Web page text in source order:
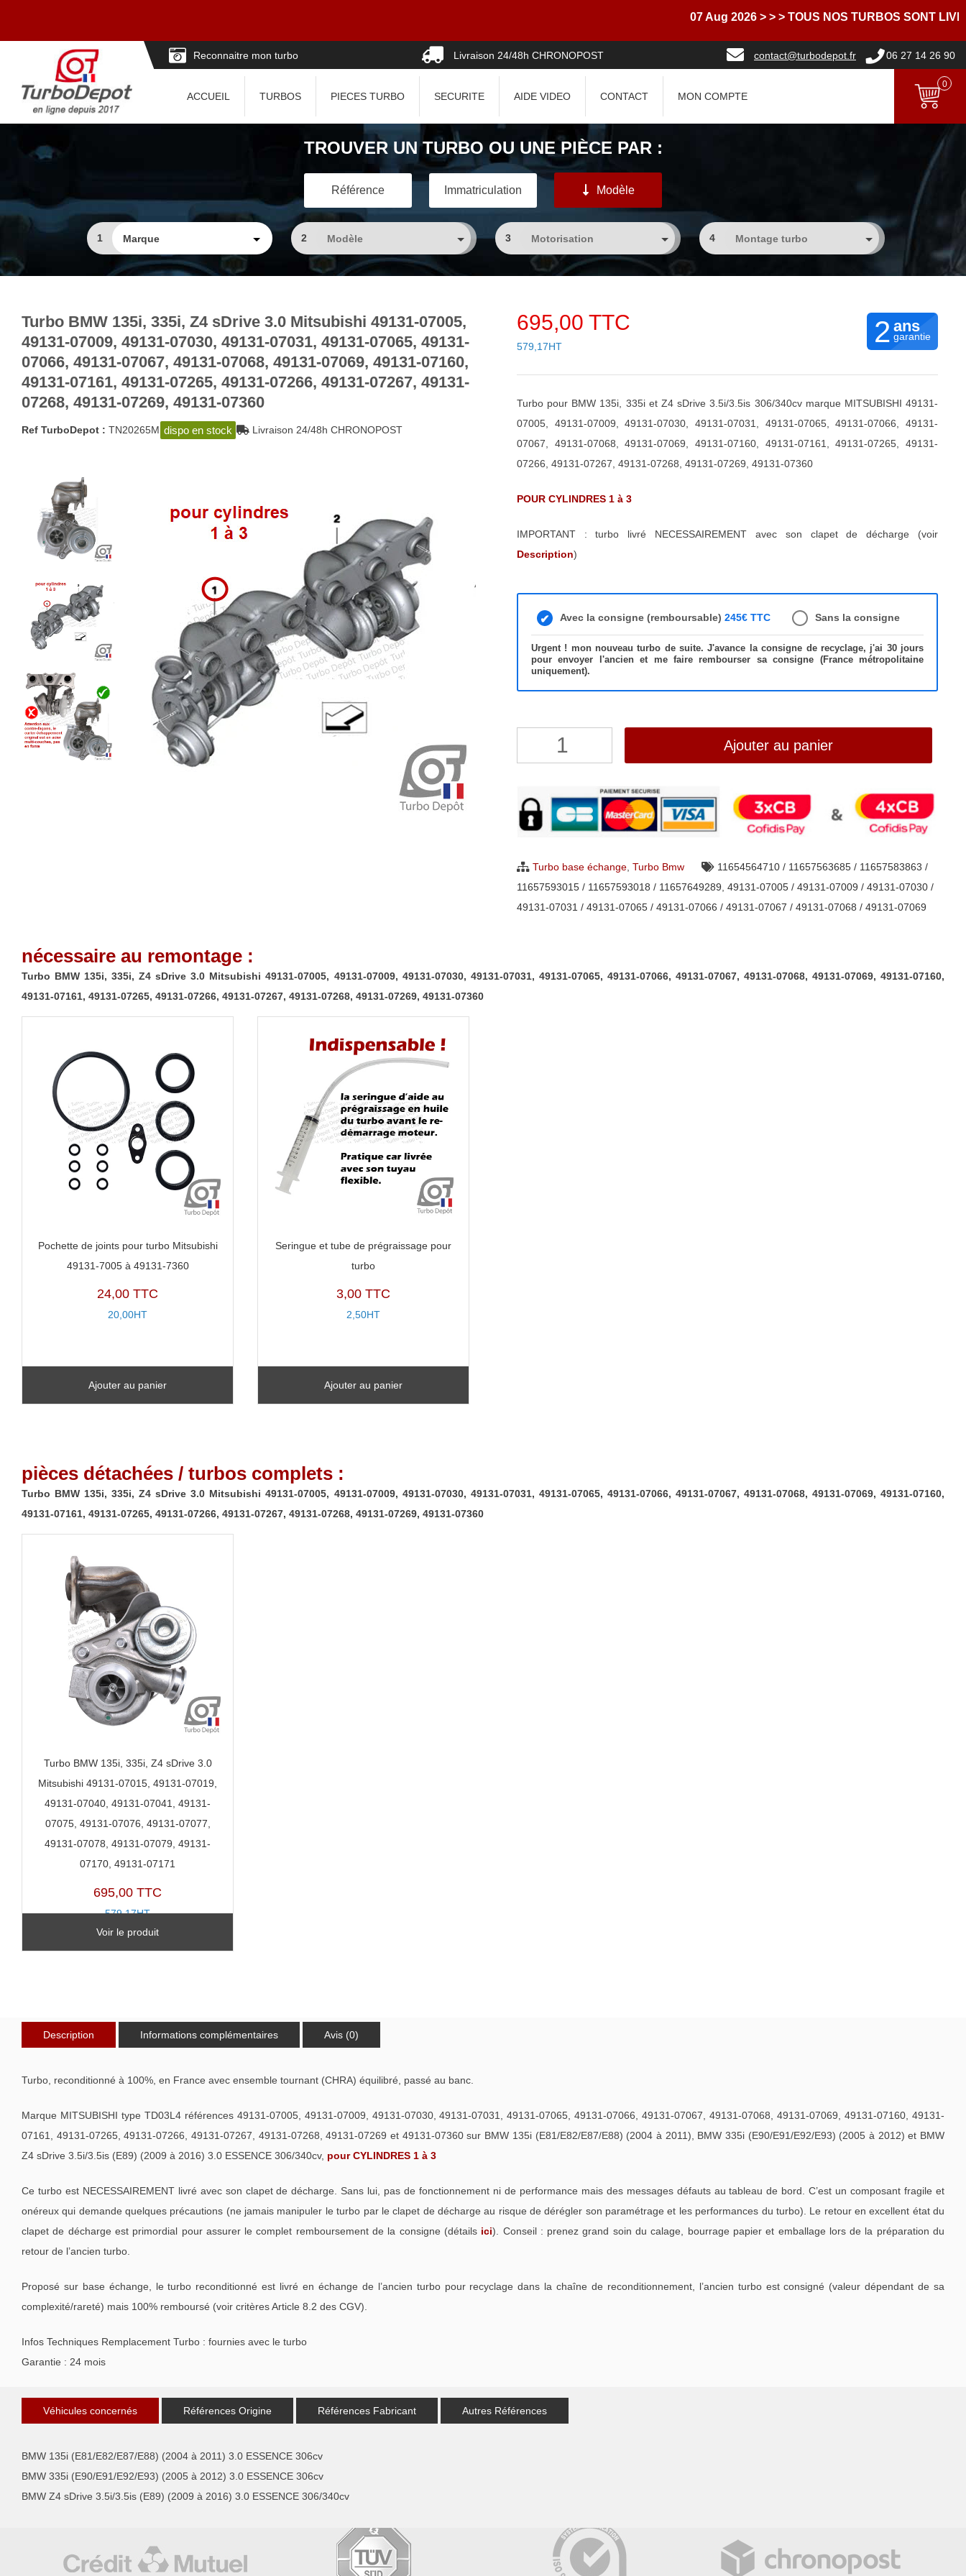
07 Aug 2026 > > > TOUS NOS TURBOS SONT LIVRES
Reconnaitre mon turbo Livraison 24/48h CHRONOPOST contact@turbodepot.fr 06 27 14 26 90
ACCUEIL TURBOS PIECES TURBO SECURITE AIDE VIDEO CONTACT MON COMPTE
0
TROUVER UN TURBO OU UNE PIÈCE PAR :
Référence Immatriculation Modèle
1 2 3 4
Turbo BMW 135i, 335i, Z4 sDrive 3.0 Mitsubishi 49131-07005,
49131-07009, 49131-07030, 49131-07031, 49131-07065, 49131-
07066, 49131-07067, 49131-07068, 49131-07069, 49131-07160,
49131-07161, 49131-07265, 49131-07266, 49131-07267, 49131-
07268, 49131-07269, 49131-07360
Ref TurboDepot : TN20265M dispo en stock Livraison 24/48h CHRONOPOST
695,00 TTC
579,17HT 2 ans
garantie
Turbo pour BMW 135i, 335i et Z4 sDrive 3.5i/3.5is 306/340cv marque MITSUBISHI 49131-
07005, 49131-07009, 49131-07030, 49131-07031, 49131-07065, 49131-07066, 49131-
07067, 49131-07068, 49131-07069, 49131-07160, 49131-07161, 49131-07265, 49131-
07266, 49131-07267, 49131-07268, 49131-07269, 49131-07360
POUR CYLINDRES 1 à 3
IMPORTANT : turbo livré NECESSAIREMENT avec son clapet de décharge (voir
Description)
Avec la consigne (remboursable) 245€ TTC Sans la consigne
Urgent ! mon nouveau turbo de suite. J'avance la consigne de recyclage, j'ai 30 jours
pour envoyer l'ancien et me faire rembourser sa consigne (France métropolitaine
uniquement).
BMW
135i,
49131-
49131-
Ajouter au panier
Turbo base échange, Turbo Bmw
11654564710 / 11657563685 / 11657583863 /
11657593015 / 11657593018 / 11657649289 49131-07005 / 49131-07009 / 49131-07030 /
49131-07031 / 49131-07065 / 49131-07066 / 49131-07067 / 49131-07068 / 49131-07069
nécessaire au remontage :
Turbo BMW 135i, 335i, Z4 sDrive 3.0 Mitsubishi 49131-07005, 49131-07009, 49131-07030, 49131-07031, 49131-07065, 49131-07066, 49131-07067, 49131-07068, 49131-07069, 49131-07160,
49131-07161, 49131-07265, 49131-07266, 49131-07267, 49131-07268, 49131-07269, 49131-07360
Pochette de joints pour turbo Mitsubishi
49131-7005 à 49131-7360
24,00 TTC
20,00HT
Ajouter au panier
Seringue et tube de prégraissage pour
turbo
3,00 TTC
2,50HT
Ajouter au panier
pièces détachées / turbos complets :
Turbo BMW 135i, 335i, Z4 sDrive 3.0 Mitsubishi 49131-07005, 49131-07009, 49131-07030, 49131-07031, 49131-07065, 49131-07066, 49131-07067, 49131-07068, 49131-07069, 49131-07160,
49131-07161, 49131-07265, 49131-07266, 49131-07267, 49131-07268, 49131-07269, 49131-07360
Turbo BMW 135i, 335i, Z4 sDrive 3.0
Mitsubishi 49131-07015, 49131-07019,
49131-07040, 49131-07041, 49131-
07075, 49131-07076, 49131-07077,
49131-07078, 49131-07079, 49131-
07170, 49131-07171
695,00 TTC
579,17HT
TN20266P
Voir le produit
Description Informations complémentaires Avis (0)
Turbo, reconditionné à 100%, en France avec ensemble tournant (CHRA) équilibré, passé au banc.
Marque MITSUBISHI type TD03L4 références 49131-07005, 49131-07009, 49131-07030, 49131-07031, 49131-07065, 49131-07066, 49131-07067, 49131-07068, 49131-07069, 49131-07160, 49131-
07161, 49131-07265, 49131-07266, 49131-07267, 49131-07268, 49131-07269 et 49131-07360 sur BMW 135i (E81/E82/E87/E88) (2004 à 2011), BMW 335i (E90/E91/E92/E93) (2005 à 2012) et BMW
Z4 sDrive 3.5i/3.5is (E89) (2009 à 2016) 3.0 ESSENCE 306/340cv, pour CYLINDRES 1 à 3
Ce turbo est NECESSAIREMENT livré avec son clapet de décharge. Sans lui, pas de fonctionnement ni de performance mais des messages défauts au tableau de bord. C’est un composant fragile et
onéreux qui demande quelques précautions (ne jamais manipuler le turbo par le clapet de décharge au risque de dérégler son paramétrage et les performances du turbo). Le retour en excellent état du
clapet de décharge est primordial pour assurer le complet remboursement de la consigne (détails ici). Conseil : prenez grand soin du calage, bourrage papier et emballage lors de la préparation du
retour de l’ancien turbo.
Proposé sur base échange, le turbo reconditionné est livré en échange de l’ancien turbo pour recyclage dans la chaîne de reconditionnement, l’ancien turbo est consigné (valeur dépendant de sa
complexité/rareté) mais 100% remboursé (voir critères Article 8.2 des CGV).
Infos Techniques Remplacement Turbo : fournies avec le turbo
Garantie : 24 mois
Véhicules concernés Références Origine Références Fabricant Autres Références
BMW 135i (E81/E82/E87/E88) (2004 à 2011) 3.0 ESSENCE 306cv
BMW 335i (E90/E91/E92/E93) (2005 à 2012) 3.0 ESSENCE 306cv
BMW Z4 sDrive 3.5i/3.5is (E89) (2009 à 2016) 3.0 ESSENCE 306/340cv